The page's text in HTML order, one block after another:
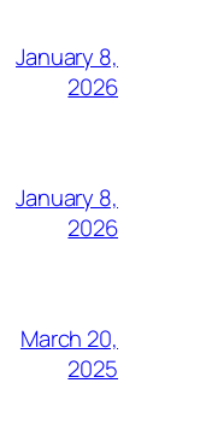
January 8,
2026
January 8,
2026
March 20,
2025